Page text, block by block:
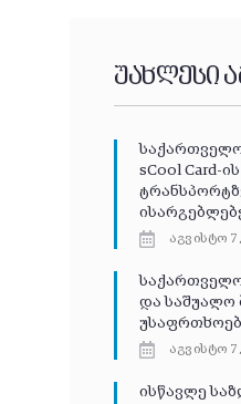
უახლესი
sCool Card-
აგვისტო
და საშუალო
აგვისტო
ისწავლე